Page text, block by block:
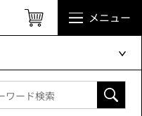
メニュー